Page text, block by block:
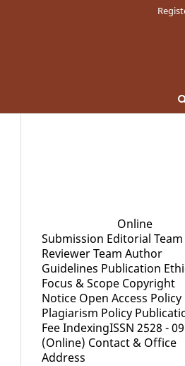
Online
Submission Editorial Team
Reviewer Team Author
Guidelines Publication
Focus & Scope Copyright
Notice Open Access Policy
Plagiarism Policy
FeeIndexingISSN 2528 -
(Online) Contact & Office
Address